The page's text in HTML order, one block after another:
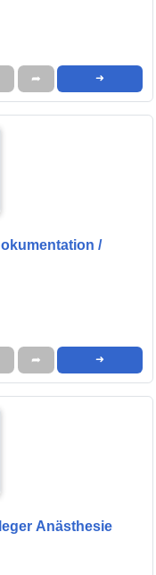
➦ ➜
/
➦ ➜
Anästhesie